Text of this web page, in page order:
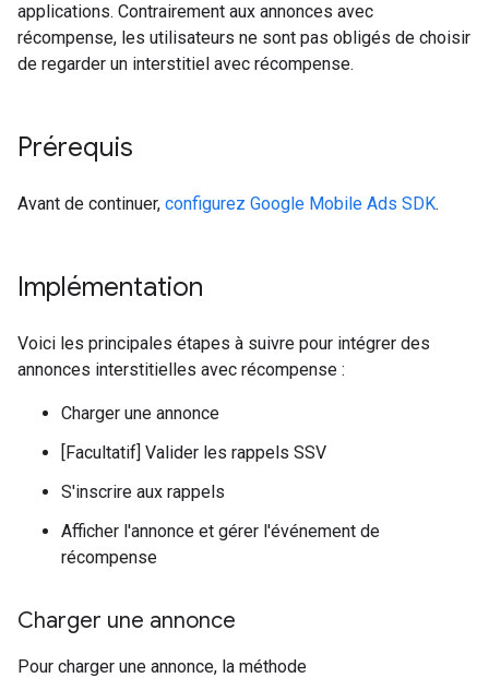
applications. Contrairement aux annonces avec
récompense, les utilisateurs ne sont pas obligés de choisir
de regarder un interstitiel avec récompense.
Prérequis
Avant de continuer, configurez Google Mobile Ads SDK.
Implémentation
Voici les principales étapes à suivre pour intégrer des
annonces interstitielles avec récompense :
Charger une annonce
[Facultatif] Valider les rappels SSV
S'inscrire aux rappels
Afficher l'annonce et gérer l'événement de
récompense
Charger une annonce
Pour charger une annonce, la méthode